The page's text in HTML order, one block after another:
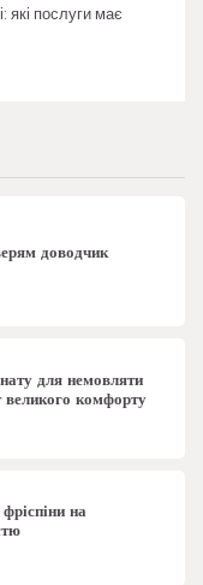
які послуги має
доводчик
для немовляти
великого комфорту
на